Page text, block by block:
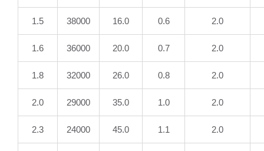
1.5 38000 16.0 0.6 2.0
1.6 36000 20.0 0.7 2.0
1.8 32000 26.0 0.8 2.0
2.0 29000 35.0 1.0 2.0
2.3 24000 45.0 1.1 2.0